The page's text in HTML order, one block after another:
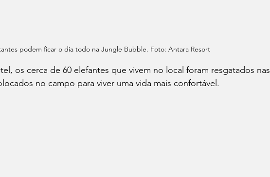
podem ficar o dia todo na Jungle Bubble. Foto: Antara Resort
os cerca de 60 elefantes que vivem no local foram resgatados nas
no campo para viver uma vida mais confortável.